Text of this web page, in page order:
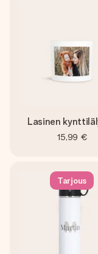
Lasinen
15,99 €
Tarjous